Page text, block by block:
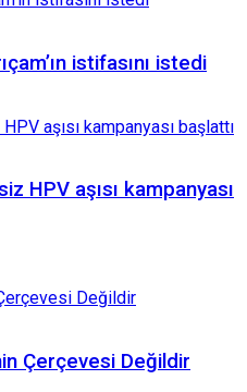
istifasını istedi
HPV aşısı kampanyası
Çerçevesi Değildir